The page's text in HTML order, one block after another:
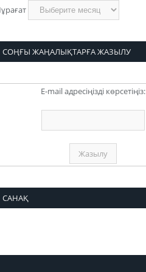
СОҢҒЫ ЖАҢАЛЫҚТАРҒА ЖАЗЫЛУ
E-mail адресіңізді көрсетіңіз:
САНАҚ